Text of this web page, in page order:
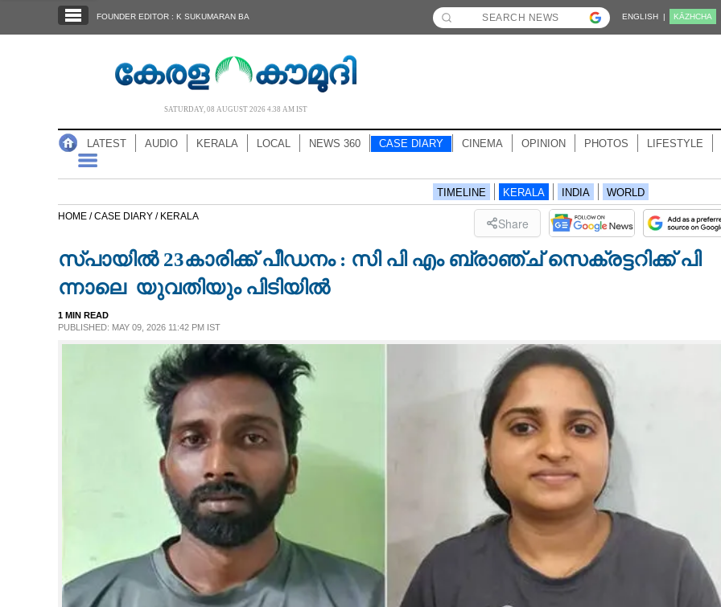
NOTIFIED NEWS
NEWS 360
CASE DIARY
FOUNDER EDITOR : K SUKUMARAN BA ENGLISH | KĀZHCHA
SATURDAY, 08 AUGUST 2026 4.38 AM IST
LATEST AUDIO KERALA LOCAL NEWS 360 CASE DIARY CINEMA OPINION PHOTOS LIFESTYLE
TIMELINE KERALA INDIA WORLD
HOME /CASE DIARY / KERALA Share
സ്പായിൽ 23കാരിക്ക് പീഡനം :​ ​സി പി എം​ ​ബ്രാ​ഞ്ച് ​സെ​ക്ര​ട്ട​റി​ക്ക് പി​
ന്നാ​ലെ​ ​ യു​വ​തി​യും​ ​പി​ടി​യിൽ
1 MIN READ
PUBLISHED: MAY 09, 2026 11:42 PM IST